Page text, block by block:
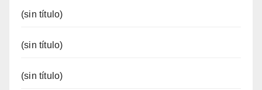
(sin título)
(sin título)
(sin título)